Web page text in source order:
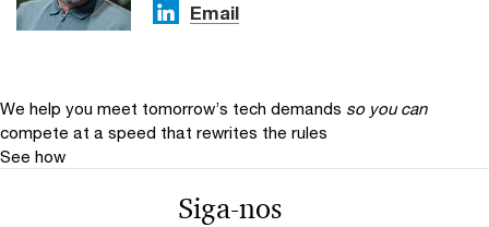
Email
We help you meet tomorrow’s tech demands so you can
compete at a speed that rewrites the rules
See how
Siga-nos